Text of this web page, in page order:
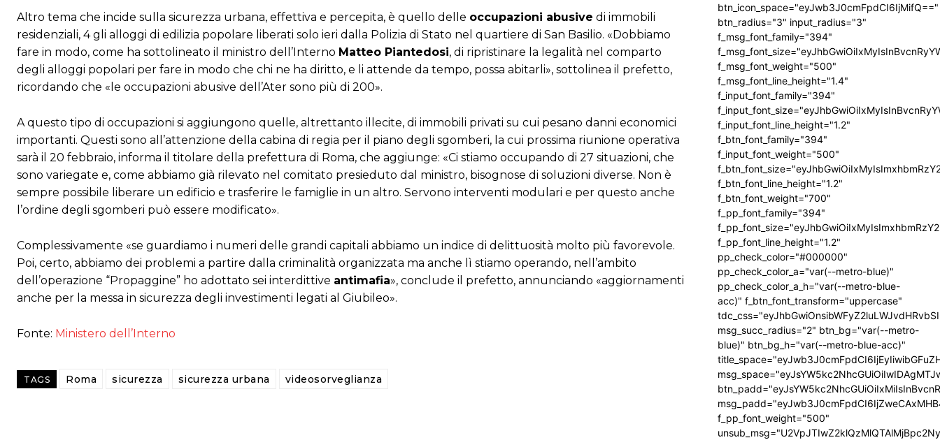
Altro tema che incide sulla sicurezza urbana, effettiva e percepita, è quello delle occupazioni abusive di immobili
residenziali, 4 gli alloggi di edilizia popolare liberati solo ieri dalla Polizia di Stato nel quartiere di San Basilio. «Dobbiamo
fare in modo, come ha sottolineato il ministro dell’Interno Matteo Piantedosi, di ripristinare la legalità nel comparto
degli alloggi popolari per fare in modo che chi ne ha diritto, e li attende da tempo, possa abitarli», sottolinea il prefetto,
ricordando che «le occupazioni abusive dell’Ater sono più di 200».
A questo tipo di occupazioni si aggiungono quelle, altrettanto illecite, di immobili privati su cui pesano danni economici
importanti. Questi sono all’attenzione della cabina di regia per il piano degli sgomberi, la cui prossima riunione operativa
sarà il 20 febbraio, informa il titolare della prefettura di Roma, che aggiunge: «Ci stiamo occupando di 27 situazioni, che
sono variegate e, come abbiamo già rilevato nel comitato presieduto dal ministro, bisognose di soluzioni diverse. Non è
sempre possibile liberare un edificio e trasferire le famiglie in un altro. Servono interventi modulari e per questo anche
l’ordine degli sgomberi può essere modificato».
Complessivamente «se guardiamo i numeri delle grandi capitali abbiamo un indice di delittuosità molto più favorevole.
Poi, certo, abbiamo dei problemi a partire dalla criminalità organizzata ma anche lì stiamo operando, nell’ambito
dell’operazione “Propaggine” ho adottato sei interdittive antimafia», conclude il prefetto, annunciando «aggiornamenti
anche per la messa in sicurezza degli investimenti legati al Giubileo».
Fonte: Ministero dell’Interno
TAGS Roma sicurezza sicurezza urbana videosorveglianza
btn_icon_space="eyJwb3J0cmFpdCI6IjMifQ=="
btn_radius="3" input_radius="3"
f_msg_font_family="394"
f_msg_font_weight="500"
f_msg_font_line_height="1.4"
f_input_font_family="394"
f_input_font_line_height="1.2"
f_btn_font_family="394"
f_input_font_weight="500"
f_btn_font_line_height="1.2"
f_btn_font_weight="700"
f_pp_font_family="394"
f_pp_font_line_height="1.2"
pp_check_color="#000000"
pp_check_color_a="var(--metro-blue)"
pp_check_color_a_h="var(--metro-blue-
acc)" f_btn_font_transform="uppercase"
msg_succ_radius="2" btn_bg="var(--metro-
blue)" btn_bg_h="var(--metro-blue-acc)"
f_pp_font_weight="500"